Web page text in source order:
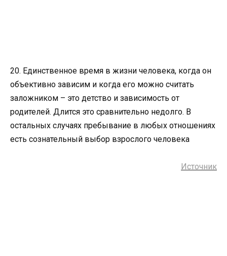
20. Единственное время в жизни человека, когда он
объективно зависим и когда его можно считать
заложником – это детство и зависимость от
родителей. Длится это сравнительно недолго. В
остальных случаях пребывание в любых отношениях
есть сознательный выбор взрослого человека
Источник